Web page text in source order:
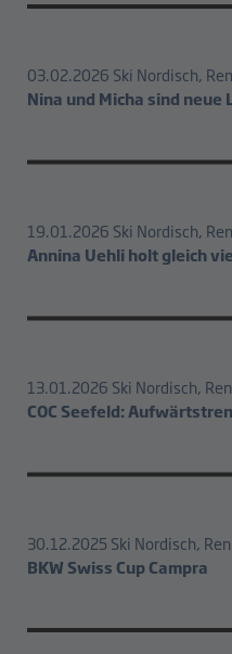
03.02.2026 Ski Nordisch,
Nina und Micha sind neue
19.01.2026 Ski Nordisch,
Annina Uehli holt gleich
13.01.2026 Ski Nordisch,
COC Seefeld:
30.12.2025 Ski Nordisch,
BKW Swiss Cup Campra